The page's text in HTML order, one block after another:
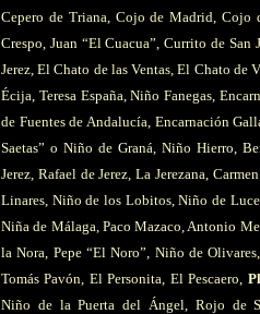
Cepero de Triana, Cojo de Madrid, Cojo
Crespo, Juan “El Cuacua”, Currito de
Jerez, El Chato de las Ventas, El Chato
Écija, Teresa España, Niño Fanegas,
de Fuentes de Andalucía, Encarnación
Saetas” o Niño de Graná, Niño Hierro,
Jerez, Rafael de Jerez, La Jerezana,
Linares, Niño de los Lobitos, Niño de
Niña de Málaga, Paco Mazaco, Antonio
la Nora, Pepe “El Noro”, Niño de
Tomás Pavón, El Personita, El Pescaero,
Niño de la Puerta del Ángel, Rojo de